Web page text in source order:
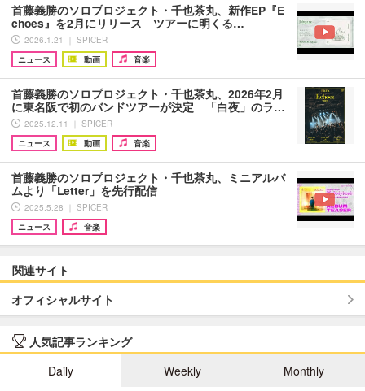
首藤義勝のソロプロジェクト・千也茶丸、新作EP『E
choes』を2月にリリース ツアーに明くる…
2026.1.21 ｜ SPICER
ニュース
動画 音楽
首藤義勝のソロプロジェクト・千也茶丸、2026年2月
に東名阪で初のバンドツアーが決定 「白夜」のラ…
2025.12.11 ｜ SPICER
ニュース
動画 音楽
首藤義勝のソロプロジェクト・千也茶丸、ミニアルバ
ムより「Letter」を先行配信
2025.5.28 ｜ SPICER
ニュース
音楽
関連サイト
オフィシャルサイト
人気記事ランキング
Daily
Weekly Monthly